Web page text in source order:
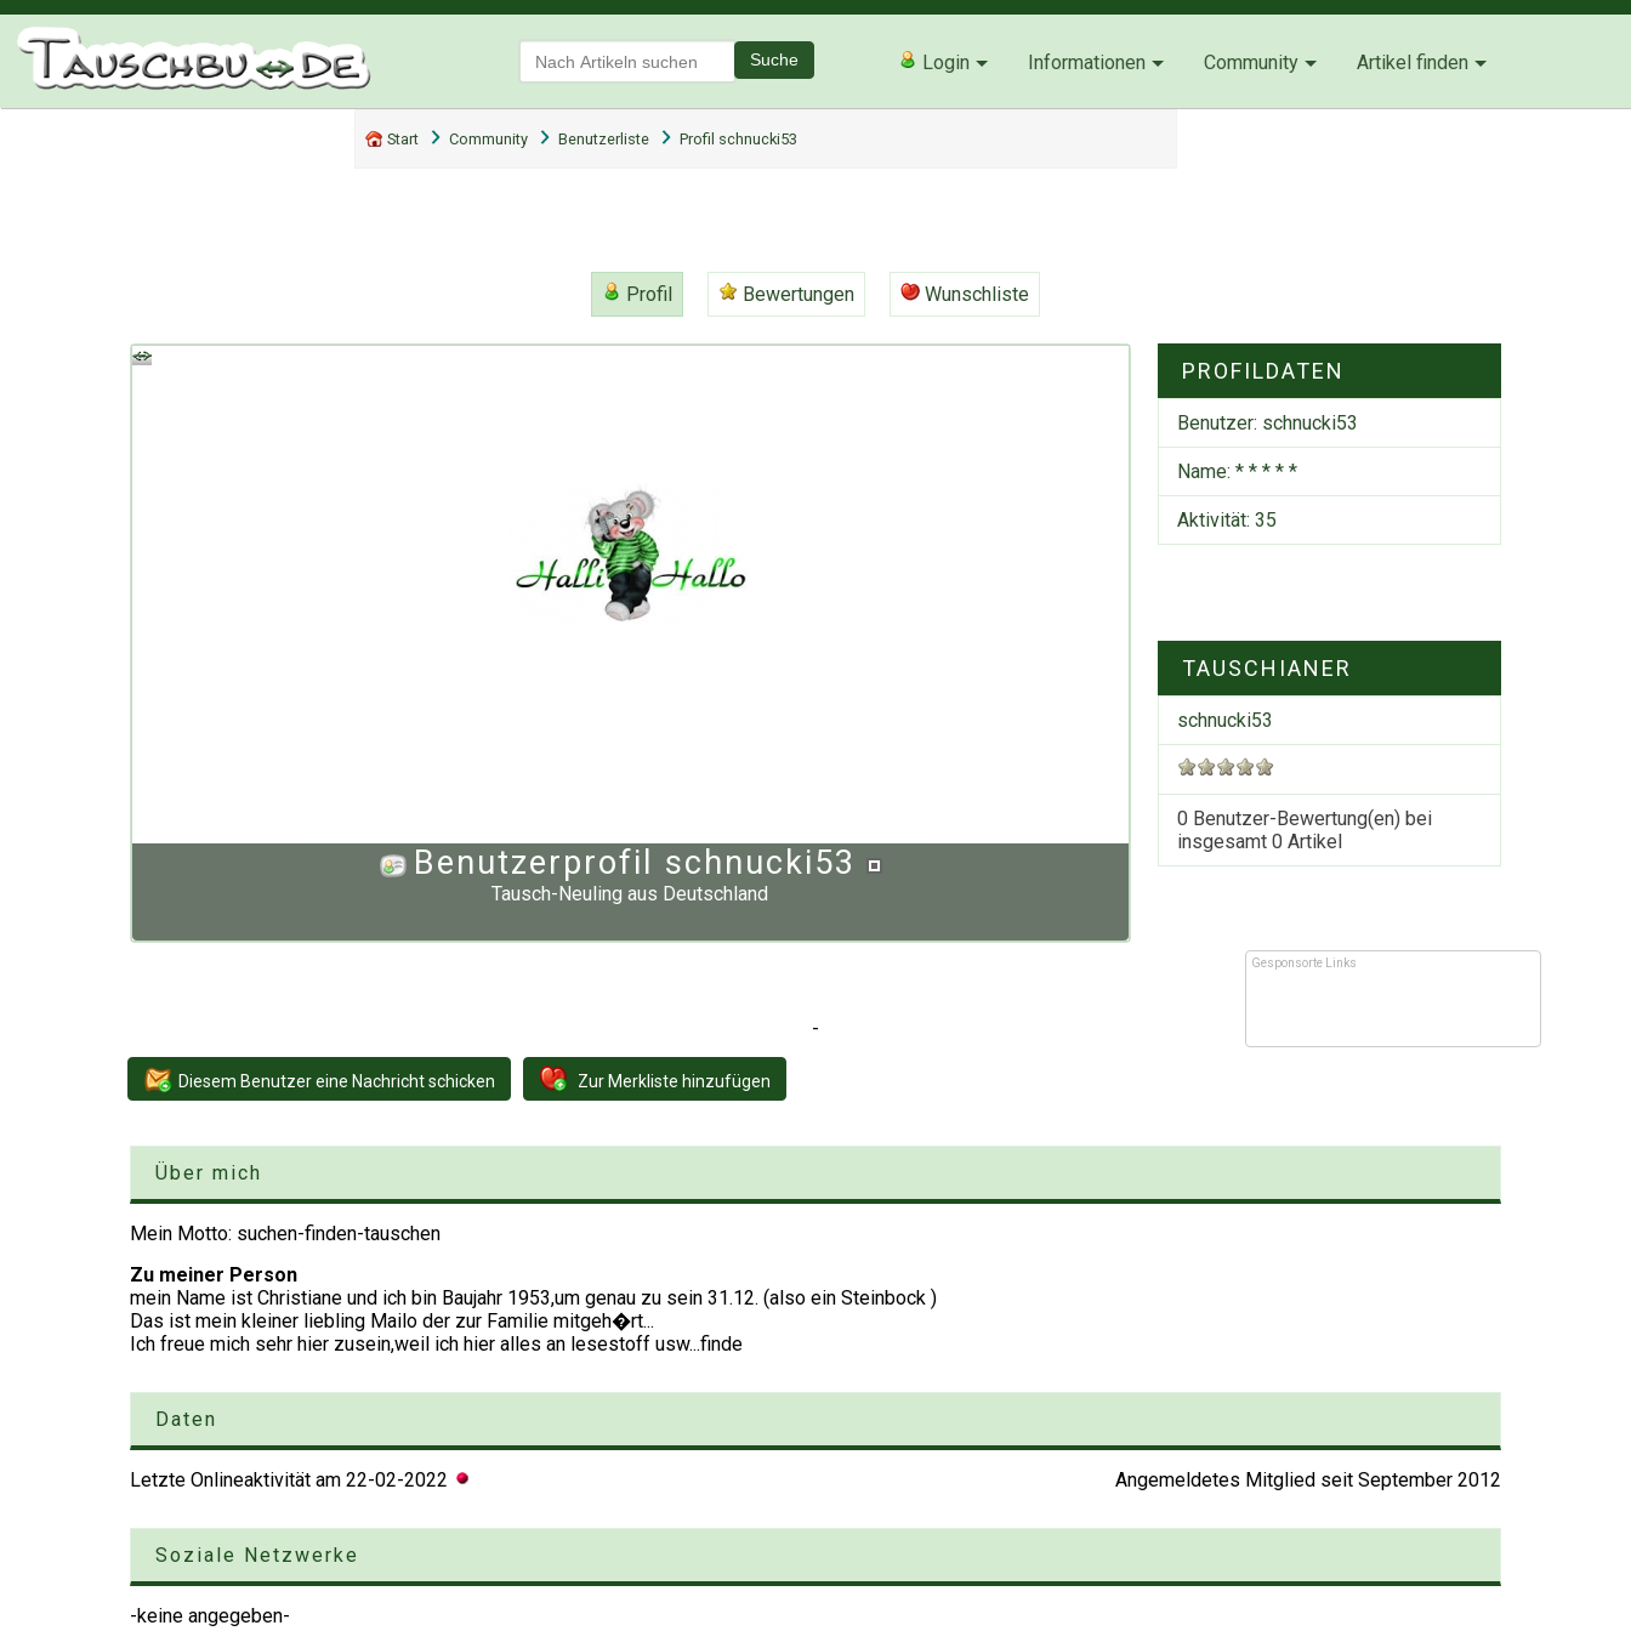
Suche Login Informationen Community Artikel finden
Start Community Benutzerliste Profil schnucki53
Profil Bewertungen Wunschliste
Benutzerprofil schnucki53
Tausch-Neuling aus Deutschland
PROFILDATEN
Benutzer: schnucki53
Name: * * * * *
Aktivität: 35
TAUSCHIANER
schnucki53
0 Benutzer-Bewertung(en) bei
insgesamt0 Artikel
Gesponsorte Links
-
Diesem Benutzer eine Nachricht schicken Zur Merkliste hinzufügen
Über mich
Mein Motto: suchen-finden-tauschen
Zu meiner Person
mein Name ist Christiane und ich bin Baujahr 1953,um genau zu sein 31.12. (also ein Steinbock )
Das ist mein kleiner liebling Mailo der zur Familie mitgeh�rt...
Ich freue mich sehr hier zusein,weil ich hier alles an lesestoff usw...finde
Daten
Angemeldetes Mitglied seit September 2012
Letzte Onlineaktivität am 22-02-2022
Soziale Netzwerke
-keine angegeben-